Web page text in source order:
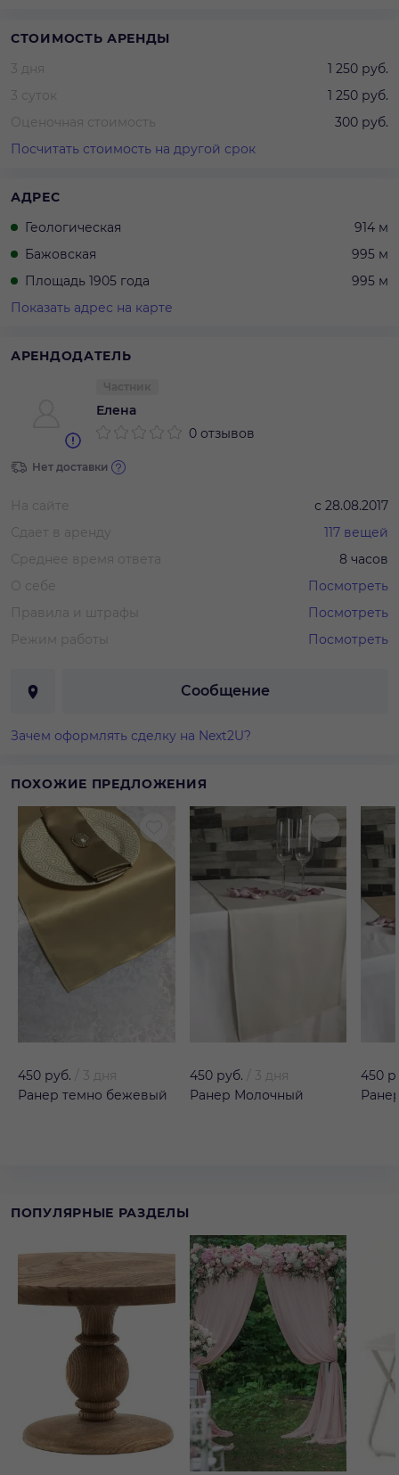
СТОИМОСТЬ АРЕНДЫ
3 дня
1 250 руб.
3 суток
1 250 руб.
Оценочная стоимость
300 руб.
Посчитать стоимость на другой срок
АДРЕС
Геологическая
914 м
Бажовская
995 м
Площадь 1905 года
995 м
Показать адрес на карте
АРЕНДОДАТЕЛЬ
Елена
0 отзывов
Нет доставки
На сайте с 28.08.2017
Сдает в аренду
117 вещей
Среднее время ответа
8 часов
О себе
Посмотреть
Правила и штрафы
Посмотреть
Режим работы
Посмотреть
Сообщение
Зачем оформлять сделку на Next2U?
ПОХОЖИЕ ПРЕДЛОЖЕНИЯ
450 руб.
3 дня
Ранер темно бежевый
450 руб.
3 дня
Ранер Молочный
450
ПОПУЛЯРНЫЕ РАЗДЕЛЫ